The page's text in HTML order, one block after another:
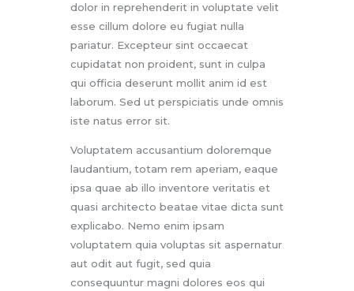
dolor in reprehenderit in voluptate velit
esse cillum dolore eu fugiat nulla
pariatur. Excepteur sint occaecat
cupidatat non proident, sunt in culpa
qui officia deserunt mollit anim id est
laborum. Sed ut perspiciatis unde omnis
iste natus error sit.
Voluptatem accusantium doloremque
laudantium, totam rem aperiam, eaque
ipsa quae ab illo inventore veritatis et
quasi architecto beatae vitae dicta sunt
explicabo. Nemo enim ipsam
voluptatem quia voluptas sit aspernatur
aut odit aut fugit, sed quia
consequuntur magni dolores eos qui